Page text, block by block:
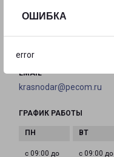
ОШИБКА
error
EMAIL
krasnodar@pecom.ru
ГРАФИК РАБОТЫ
с 09:00 до
с 09:00 до